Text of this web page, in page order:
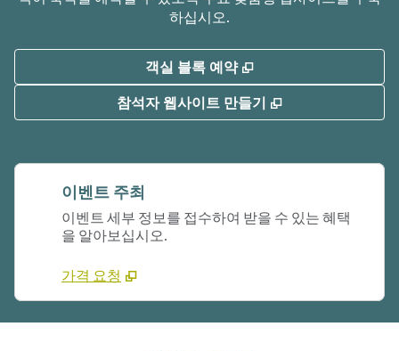
하십시오.
객실 블록 예약 ,
참석자 웹사이트 만들기 ,
이벤트 주최
이벤트 세부 정보를 접수하여 받을 수 있는 혜택
을 알아보십시오.
가격 요청